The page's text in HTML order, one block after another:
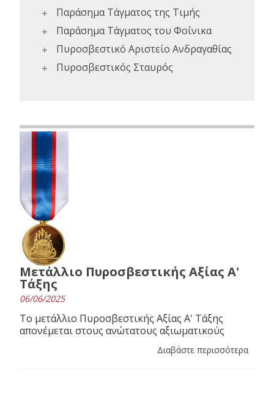
Παράσημα Τάγματος της Τιμής
Παράσημα Τάγματος του Φοίνικα
Πυροσβεστικό Αριστείο Ανδραγαθίας
Πυροσβεστικός Σταυρός
Μετάλλιο Πυροσβεστικής Αξίας Α'
Τάξης
06/06/2025
Το μετάλλιο Πυροσβεστικής Αξίας Α' Τάξης
απονέμεται στους ανώτατους αξιωματικούς
Διαβάστε περισσότερα